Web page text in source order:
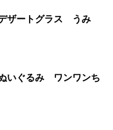
ラネコぐんだん デザートグラス うみ
いぐるみ ワンワンち